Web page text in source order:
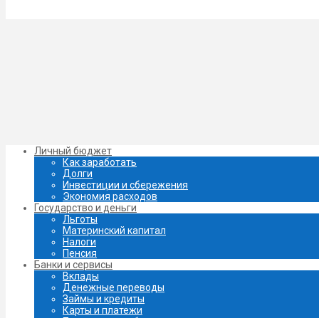
Личный бюджет
Как заработать
Долги
Инвестиции и сбережения
Экономия расходов
Государство и деньги
Льготы
Материнский капитал
Налоги
Пенсия
Банки и сервисы
Вклады
Денежные переводы
Займы и кредиты
Карты и платежи